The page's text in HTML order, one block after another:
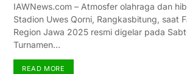
IAWNews.com – Atmosfer olahraga dan
Stadion Uwes Qorni, Rangkasbitung, saat
Region Jawa 2025 resmi digelar pada
Turnamen…
READ MORE